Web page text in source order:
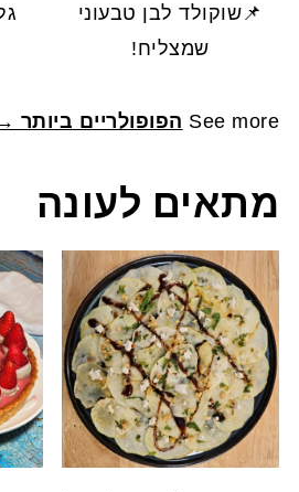
📌שוקולד לבן טבעוני
שמצליח!
See more הפופולריים ביותר
מתאים לעונה